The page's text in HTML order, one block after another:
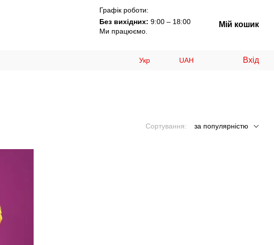
Графік роботи:
Без вихідних: 9:00 – 18:00
Ми працюємо.
Мій кошик
Укр UAH Вхід
Сортування: за популярністю